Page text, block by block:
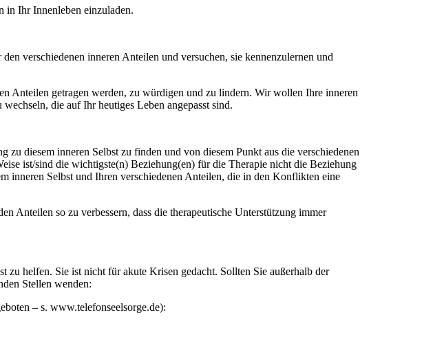
in Ihr Innenleben einzuladen.
verschiedenen inneren Anteilen und versuchen, sie kennenzulernen und
Anteilen getragen werden, zu würdigen und zu lindern. Wir wollen Ihre inneren
die auf Ihr heutiges Leben angepasst sind.
diesem inneren Selbst zu finden und von diesem Punkt aus die verschiedenen
ist/sind die wichtigste(n) Beziehung(en) für die Therapie nicht die Beziehung
Selbst und Ihren verschiedenen Anteilen, die in den Konflikten eine
Anteilen so zu verbessern, dass die therapeutische Unterstützung immer
zu helfen. Sie ist nicht für akute Krisen gedacht. Sollten Sie außerhalb der
Stellen wenden:
– s. www.telefonseelsorge.de):